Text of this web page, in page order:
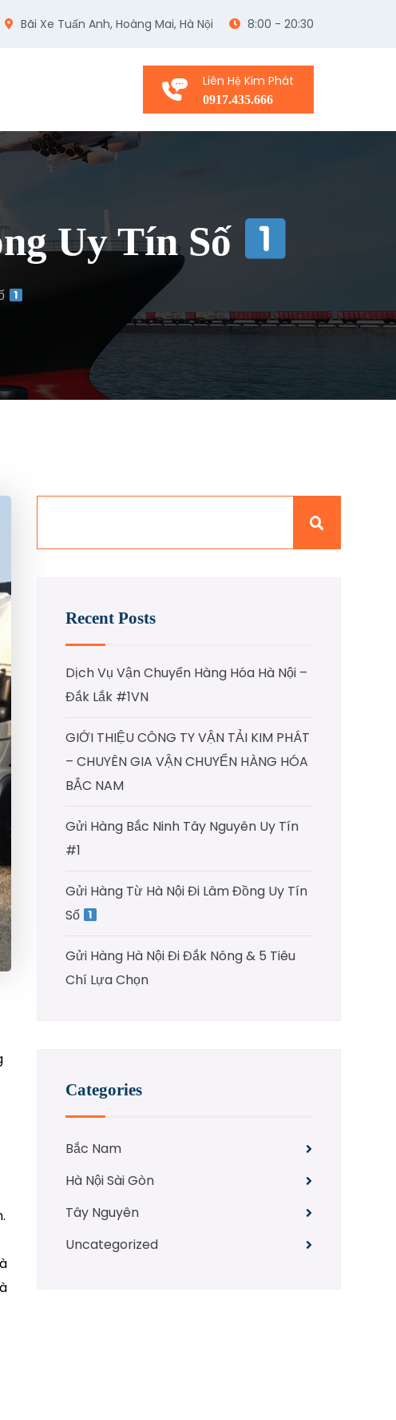
Bãi Xe Tuấn Anh, Hoàng Mai, Hà Nội 8:00 - 20:30
Liên Hệ Kim Phát
0917.435.666
Uy Tín Số
Recent Posts
Dịch Vụ Vận Chuyển Hàng Hóa Hà Nội –
Đắk Lắk #1VN
GIỚI THIỆU CÔNG TY VẬN TẢI KIM PHÁT
– CHUYÊN GIA VẬN CHUYỂN HÀNG HÓA
BẮC NAM
Gửi Hàng Bắc Ninh Tây Nguyên Uy Tín
#1
Gửi Hàng Từ Hà Nội Đi Lâm Đồng Uy Tín
Số
Gửi Hàng Hà Nội Đi Đắk Nông & 5 Tiêu
Chí Lựa Chọn
Categories
Bắc Nam
Hà Nội Sài Gòn
Tây Nguyên
Uncategorized